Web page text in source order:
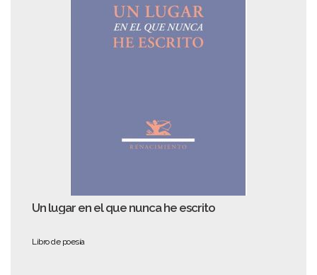
Un lugar en el que nunca he escrito
Libro de poesía